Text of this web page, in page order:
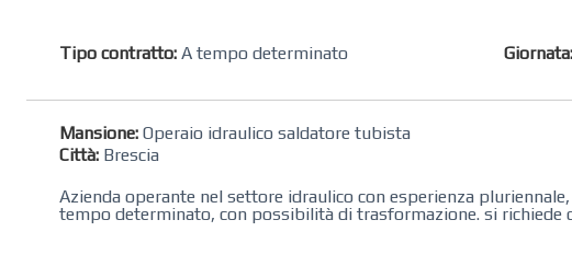
Tipo contratto: A tempo determinato Giornata:
Mansione: Operaio idraulico saldatore tubista
Città: Brescia
Azienda operante nel settore idraulico con esperienza
tempo determinato, con possibilità di trasformazione. si